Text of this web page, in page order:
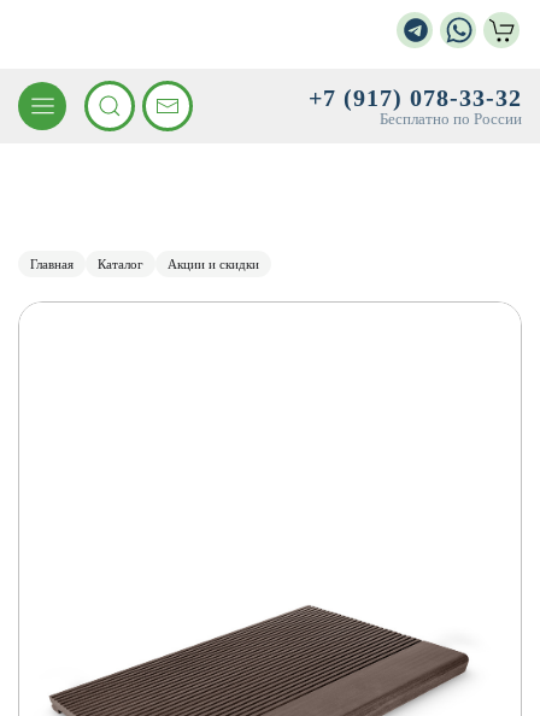
+7 (917) 078-33-32
Бесплатно по России
Главная Каталог Акции и скидки